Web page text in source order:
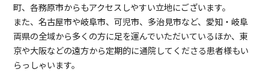
町、各務原市からもアクセスしやすい立地にございます。
また、名古屋市や岐阜市、可児市、多治見市など、愛知・岐阜
両県の全域から多くの方に足を運んでいただいているほか、東
京や大阪などの遠方から定期的に通院してくださる患者様もい
らっしゃいます。